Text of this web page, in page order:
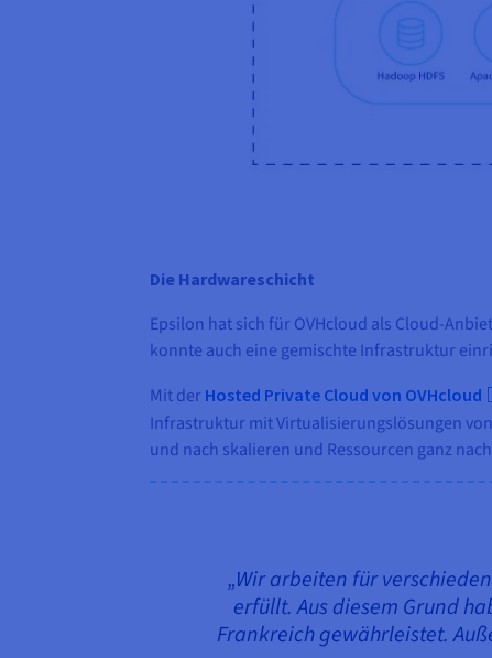
Die Hardwareschicht
Epsilon hat sich für OVHcloud als Cloud-
konnte auch eine gemischte Infrastruktur
Mit der Hosted Private Cloud von OVHcloud
Infrastruktur mit Virtualisierungslösungen
und nach skalieren und Ressourcen ganz
„Wir arbeiten für
erfüllt. Aus diesem Grund
Frankreich gewährleistet.